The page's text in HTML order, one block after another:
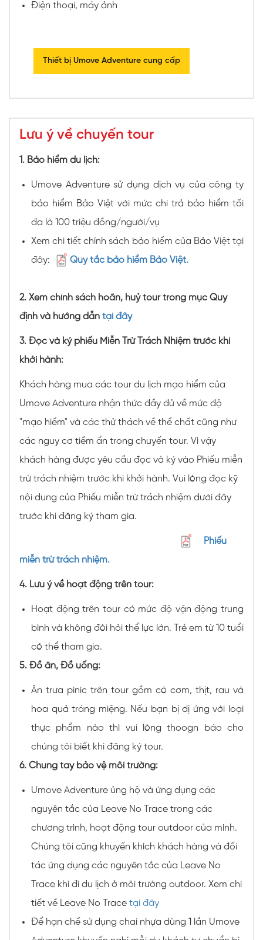
Điện thoại, máy ảnh
Thiết bị Umove Adventure cung cấp
Lưu ý về chuyến tour
1. Bảo hiểm du lịch:
Umove Adventure sử dụng dịch vụ của công ty
bảo hiểm Bảo Việt với mức chi trả bảo hiểm tối
đa là 100 triệu đồng/người/vụ
Xem chi tiết chính sách bảo hiểm của Bảo Việt tại
đây:
Quy tắc bảo hiểm Bảo Việt.
2. Xem chính sách hoãn, huỷ tour trong mục Quy
định và hướng dẫn tại đây
3. Đọc và ký phiếu Miễn Trừ Trách Nhiệm trước khi
khởi hành:
Khách hàng mua các tour du lịch mạo hiểm của
Umove Adventure nhận thức đầy đủ về mức độ
"mạo hiểm" và các thử thách về thể chất cũng như
các nguy cơ tiềm ẩn trong chuyến tour. Vì vậy
khách hàng được yêu cầu đọc và ký vào Phiếu miễn
trừ trách nhiệm trước khi khởi hành. Vui lòng đọc kỹ
nội dung của Phiếu miễn trừ trách nhiệm dưới đây
trước khi đăng ký tham gia.
Phiếu
miễn trừ trách nhiệm.
4. Lưu ý về hoạt động trên tour:
Hoạt động trên tour có mức độ vận động trung
bình và không đòi hỏi thể lực lớn. Trẻ em từ 10 tuổi
có thể tham gia.
5. Đồ ăn, Đồ uống:
Ăn trưa pinic trên tour gồm có cơm, thịt, rau và
hoa quả tráng miệng. Nếu bạn bị dị ứng với loại
thực phẩm nào thì vui lòng thoogn báo cho
chúng tôi biết khi đăng ký tour.
6. Chung tay bảo vệ môi trường:
Umove Adventure ủng hộ và ứng dụng các
nguyên tắc của Leave No Trace trong các
chương trình, hoạt động tour outdoor của mình.
Chúng tôi cũng khuyến khích khách hàng và đối
tác ứng dụng các nguyên tắc của Leave No
Trace khi đi du lịch ở môi trường outdoor. Xem chi
tiết về Leave No Trace tại đây
Để hạn chế sử dụng chai nhựa dùng 1 lần Umove